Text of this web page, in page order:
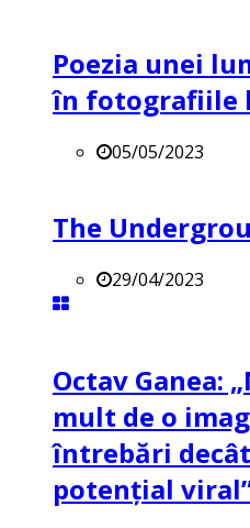
Poezia unei
în fotografiile
05/05/2023
The
29/04/2023
Octav Ganea:
mult de o
întrebări
potenţial